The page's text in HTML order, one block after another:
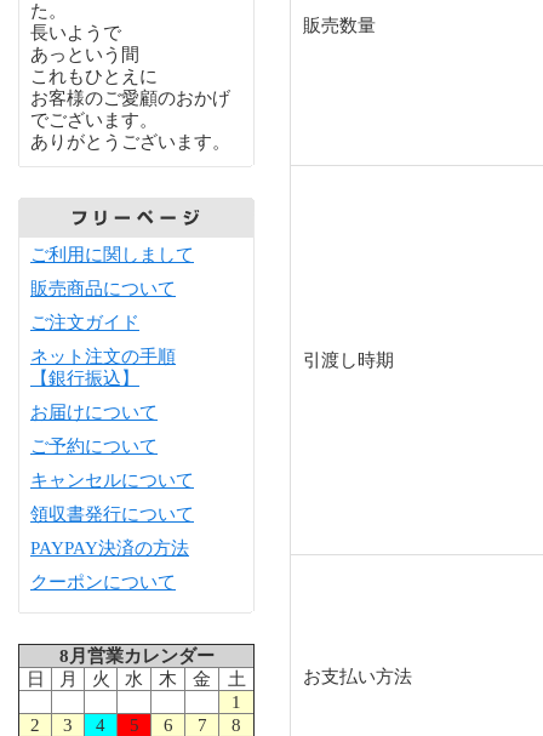
た。
長いようで
あっという間
これもひとえに
お客様のご愛顧のおかげ
でございます。
ありがとうございます。
ご利用に関しまして
販売商品について
ご注文ガイド
ネット注文の手順
【銀行振込】
お届けについて
ご予約について
キャンセルについて
領収書発行について
PAYPAY決済の方法
クーポンについて
8月営業カレンダー
日
月 火 水 木 金
土
1
2
3 4 5 6 7
8
販売数量
引渡し時期
お支払い方法